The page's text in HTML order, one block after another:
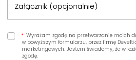
Załącznik (opcjonalnie)
* Wyrażam zgodę na przetwarzanie moich
w powyższym formularzu, przez firmę
marketingowych. Jestem świadomy, że w
zgodę.